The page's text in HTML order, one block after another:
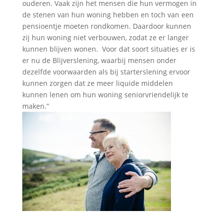
ouderen. Vaak zijn het mensen die hun vermogen in
de stenen van hun woning hebben en toch van een
pensioentje moeten rondkomen. Daardoor kunnen
zij hun woning niet verbouwen, zodat ze er langer
kunnen blijven wonen. Voor dat soort situaties er is
er nu de Blijverslening, waarbij mensen onder
dezelfde voorwaarden als bij starterslening ervoor
kunnen zorgen dat ze meer liquide middelen
kunnen lenen om hun woning seniorvriendelijk te
maken.”